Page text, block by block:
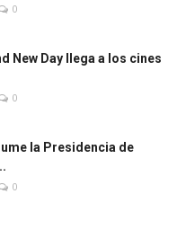
0
New Day llega a los cines
0
la Presidencia de
0